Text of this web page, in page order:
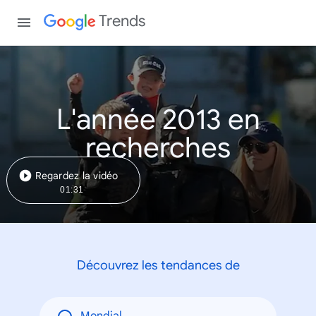
Trends
L'année 2013 en
recherches
Regardez la vidéo
01:31
Découvrez les tendances de